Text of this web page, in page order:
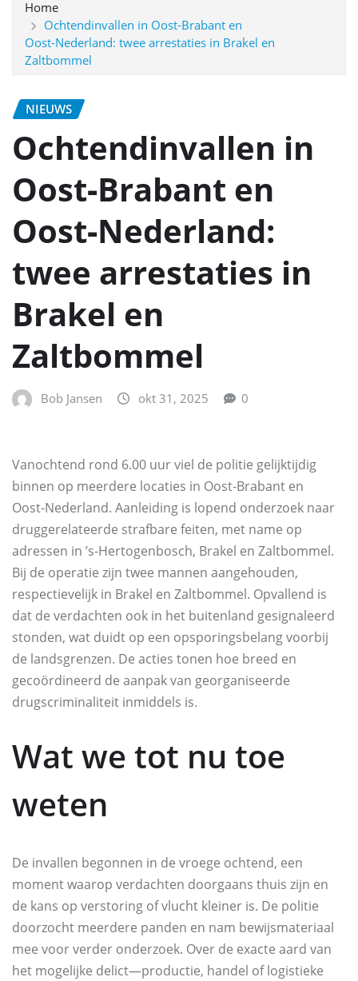
Home
Ochtendinvallen in Oost‑Brabant en
Oost‑Nederland: twee arrestaties in Brakel en
Zaltbommel
NIEUWS
Ochtendinvallen in
Oost‑Brabant en
Oost‑Nederland:
twee arrestaties in
Brakel en
Zaltbommel
Bob Jansen okt 31, 2025 0
Vanochtend rond 6.00 uur viel de politie gelijktijdig
binnen op meerdere locaties in Oost‑Brabant en
Oost‑Nederland. Aanleiding is lopend onderzoek naar
druggerelateerde strafbare feiten, met name op
adressen in ’s‑Hertogenbosch, Brakel en Zaltbommel.
Bij de operatie zijn twee mannen aangehouden,
respectievelijk in Brakel en Zaltbommel. Opvallend is
dat de verdachten ook in het buitenland gesignaleerd
stonden, wat duidt op een opsporingsbelang voorbij
de landsgrenzen. De acties tonen hoe breed en
gecoördineerd de aanpak van georganiseerde
drugscriminaliteit inmiddels is.
Wat we tot nu toe
weten
De invallen begonnen in de vroege ochtend, een
moment waarop verdachten doorgaans thuis zijn en
de kans op verstoring of vlucht kleiner is. De politie
doorzocht meerdere panden en nam bewijsmateriaal
mee voor verder onderzoek. Over de exacte aard van
het mogelijke delict—productie, handel of logistieke